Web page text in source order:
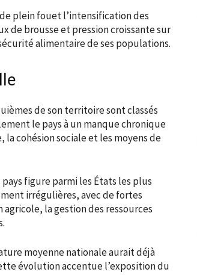
plein fouet l’intensification des
de brousse et pression croissante sur
alimentaire de ses populations.
de son territoire sont classés
le pays à un manque chronique
la cohésion sociale et les moyens de
figure parmi les États les plus
irrégulières, avec de fortes
la gestion des ressources
moyenne nationale aurait déjà
évolution accentue l’exposition du